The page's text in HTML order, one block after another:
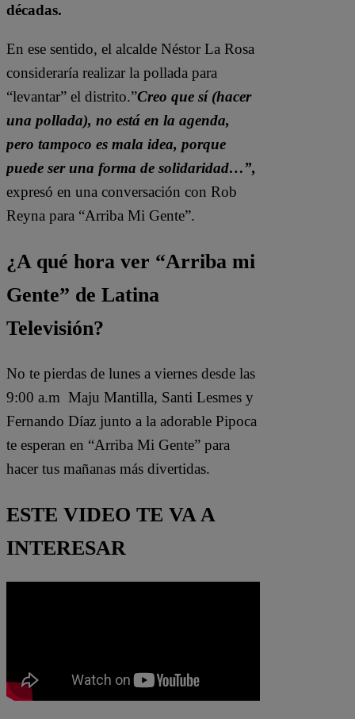
décadas.
En ese sentido, el alcalde Néstor La Rosa
consideraría realizar la pollada para
“levantar” el distrito.”Creo que sí (hacer
una pollada), no está en la agenda,
pero tampoco es mala idea, porque
puede ser una forma de solidaridad…”,
expresó en una conversación con Rob
Reyna para “Arriba Mi Gente”.
¿A qué hora ver “Arriba mi
Gente” de Latina
Televisión?
No te pierdas de lunes a viernes desde las
9:00 a.m Maju Mantilla, Santi Lesmes y
Fernando Díaz junto a la adorable Pipoca
te esperan en “Arriba Mi Gente” para
hacer tus mañanas más divertidas.
ESTE VIDEO TE VA A
INTERESAR